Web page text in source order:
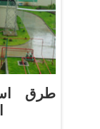
طرق